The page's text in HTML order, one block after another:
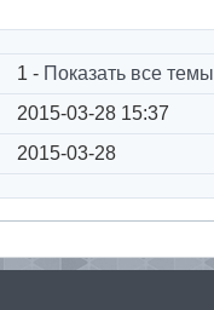
1 - Показать все темы
2015-03-28 15:37
2015-03-28